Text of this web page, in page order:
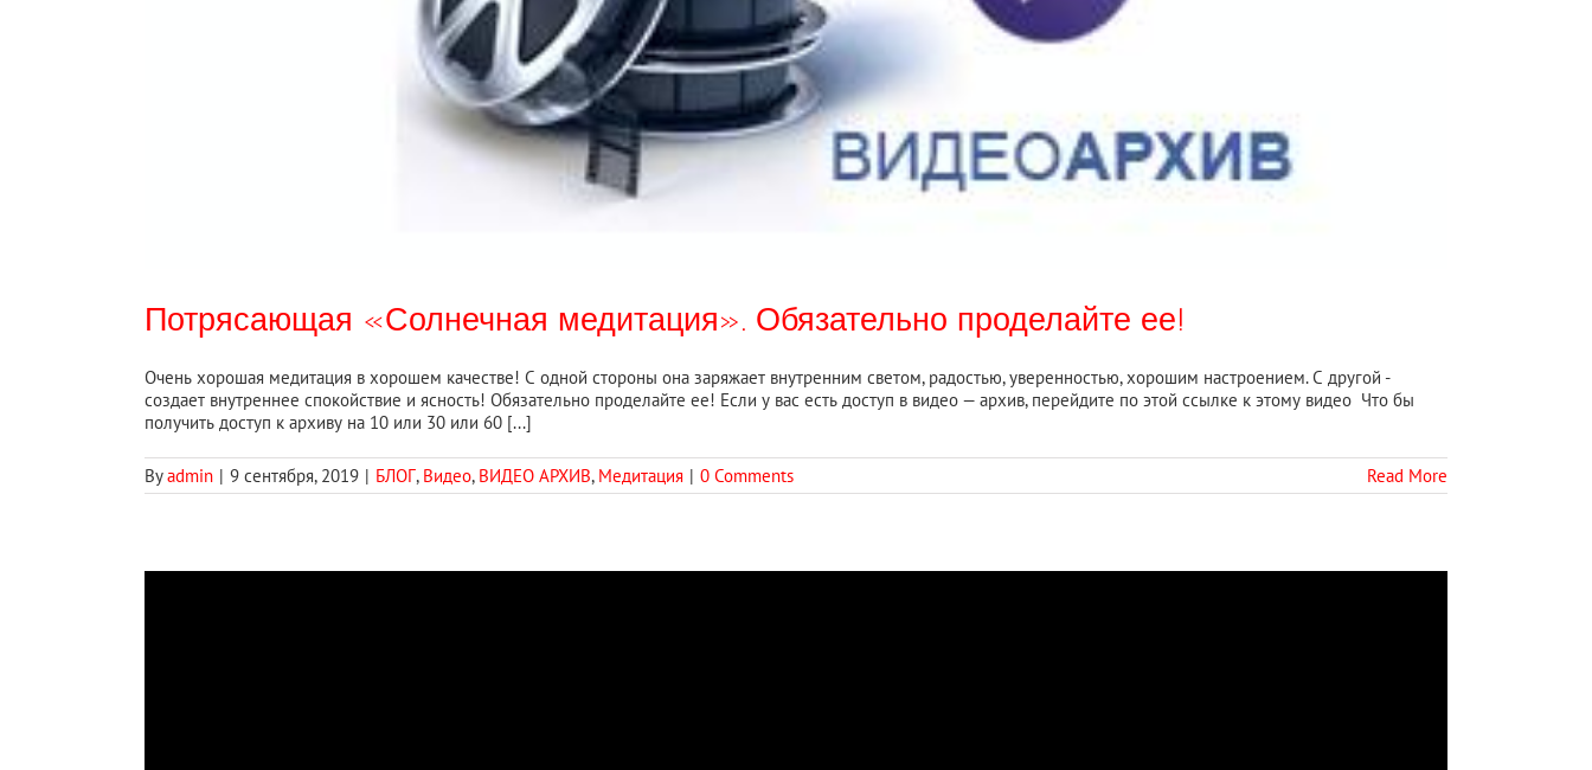
Потрясающая «Солнечная медитация». Обязательно проделайте ее!
Очень хорошая медитация в хорошем качестве! С одной стороны она заряжает внутренним светом, радостью, уверенностью, хорошим настроением. С другой -
создает внутреннее спокойствие и ясность! Обязательно проделайте ее! Если у вас есть доступ в видео — архив, перейдите по этой ссылке к этому видео Что бы
получить доступ к архиву на 10 или 30 или 60 [...]
Byadmin | 9 сентября, 2019 | БЛОГ, Видео, ВИДЕО АРХИВ, Медитация | 0 Comments Read More